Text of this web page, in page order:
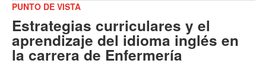
PUNTO DE VISTA
Estrategias curriculares y el
aprendizaje del idioma inglés en
la carrera de Enfermería